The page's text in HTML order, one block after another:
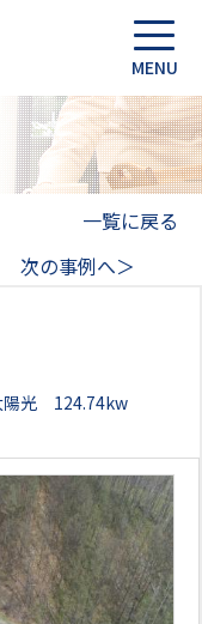
一覧に戻る
次の事例へ＞
陽光 124.74kw